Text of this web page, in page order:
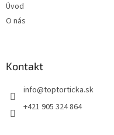
Úvod
O nás
Kontakt
+421 905 324 864